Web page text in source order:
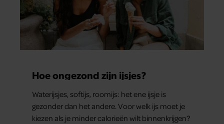
Hoe ongezond zijn ijsjes?
Waterijsjes, softijs, roomijs: het ene ijsje is
gezonder dan het andere. Voor welk ijs moet je
kiezen als je minder calorieën wilt binnenkrijgen?